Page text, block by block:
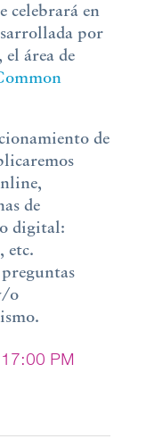
celebrará en
por
, el área de
de
de
digital:
etc.
o
PM